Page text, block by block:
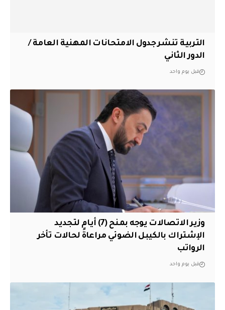
التربية تنشر جدول الامتحانات المهنية العامة /
الدور الثاني
قبل يوم واحد
وزير الاتصالات يوجه بمنح (7) أيام لتجديد
الإشتراك بالكيبل الضوئي مراعاةً لحالات تأخر
الرواتب
قبل يوم واحد